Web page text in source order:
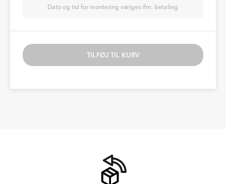
Dato og tid for montering vælges ifm. betaling
TILFØJ TIL KURV